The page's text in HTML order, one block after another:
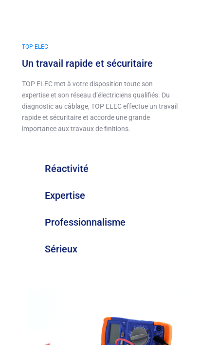
TOP ELEC
Un travail rapide et sécuritaire
TOP ELEC met à votre disposition toute son
expertise et son réseau d’électriciens qualifiés. Du
diagnostic au câblage, TOP ELEC effectue un travail
rapide et sécuritaire et accorde une grande
importance aux travaux de finitions.
Réactivité
Expertise
Professionnalisme
Sérieux